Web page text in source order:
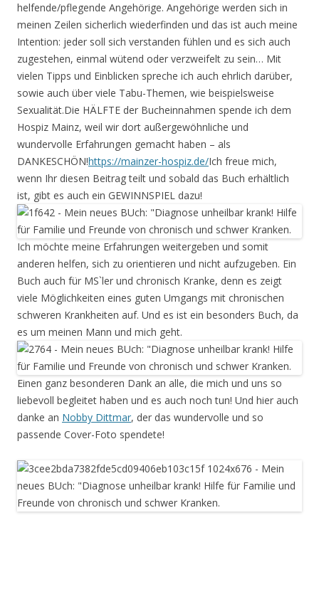
helfende/pflegende Angehörige. Angehörige werden sich in
meinen Zeilen sicherlich wiederfinden und das ist auch meine
Intention: jeder soll sich verstanden fühlen und es sich auch
zugestehen, einmal wütend oder verzweifelt zu sein… Mit
vielen Tipps und Einblicken spreche ich auch ehrlich darüber,
sowie auch über viele Tabu-Themen, wie beispielsweise
Sexualität.Die HÄLFTE der Bucheinnahmen spende ich dem
Hospiz Mainz, weil wir dort außergewöhnliche und
wundervolle Erfahrungen gemacht haben – als
DANKESCHÖN!https://mainzer-hospiz.de/Ich freue mich,
wenn Ihr diesen Beitrag teilt und sobald das Buch erhältlich
ist, gibt es auch ein GEWINNSPIEL dazu!
Ich möchte meine Erfahrungen weitergeben und somit
anderen helfen, sich zu orientieren und nicht aufzugeben. Ein
Buch auch für MS`ler und chronisch Kranke, denn es zeigt
viele Möglichkeiten eines guten Umgangs mit chronischen
schweren Krankheiten auf. Und es ist ein besonders Buch, da
es um meinen Mann und mich geht.
Einen ganz besonderen Dank an alle, die mich und uns so
liebevoll begleitet haben und es auch noch tun! Und hier auch
danke an Nobby Dittmar, der das wundervolle und so
passende Cover-Foto spendete!